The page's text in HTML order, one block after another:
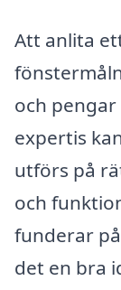
Att anlita
och
expertis
utförs på
och
funderar
det en bra